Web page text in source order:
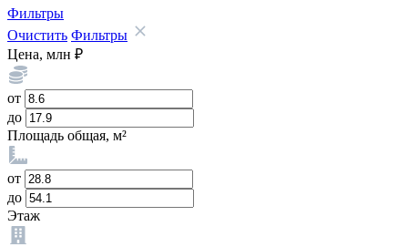
Фильтры
Очистить Фильтры
Цена, млн ₽
от
до
Площадь общая, м²
от
до
Этаж